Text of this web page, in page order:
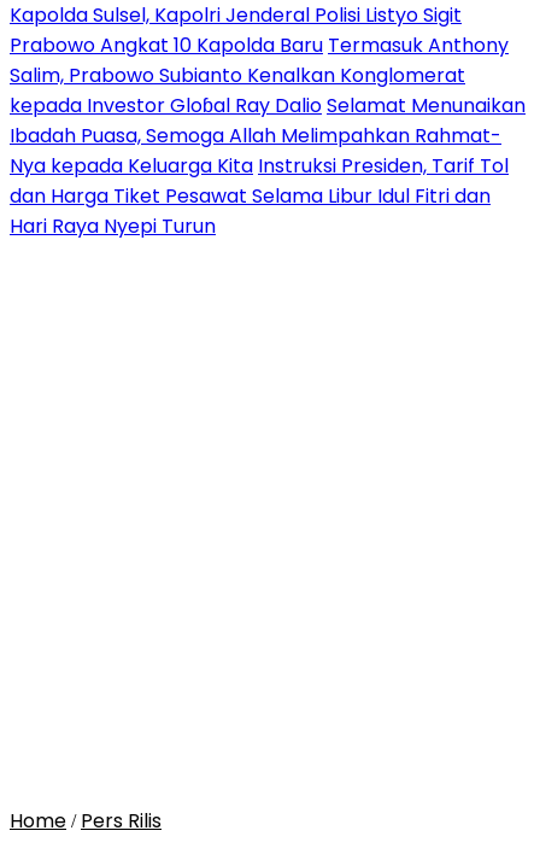
Kapolda Sulsel, Kapolri Jenderal Polisi Listyo Sigit
Prabowo Angkat 10 Kapolda Baru Termasuk Anthony
Salim, Prabowo Subianto Kenalkan Konglomerat
kepada Investor Gloɓal Ray DalioSelamat Menunaikan
Ibadah Puasa, Semoga Allah Melimpahkan Rahmat-
Nya kepada Keluarga Kita Instruksi Presiden, Tarif Tol
dan Harga Tiket Pesawat Selama Libur Idul Fitri dan
Hari Raya Nyepi Turun
Home / Pers Rilis